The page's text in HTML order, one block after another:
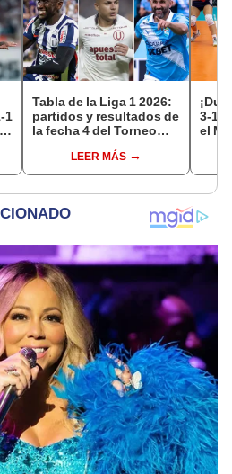
1
Tabla de la Liga 1 2026:
partidos y resultados de
la fecha 4 del Torneo
del Acumulado
LEER MÁS
3-1
el